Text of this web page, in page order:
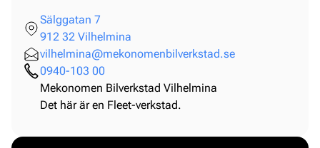
Sälggatan 7
912 32 Vilhelmina
vilhelmina@mekonomenbilverkstad.se
0940-103 00
Mekonomen Bilverkstad Vilhelmina
Det här är en Fleet-verkstad.